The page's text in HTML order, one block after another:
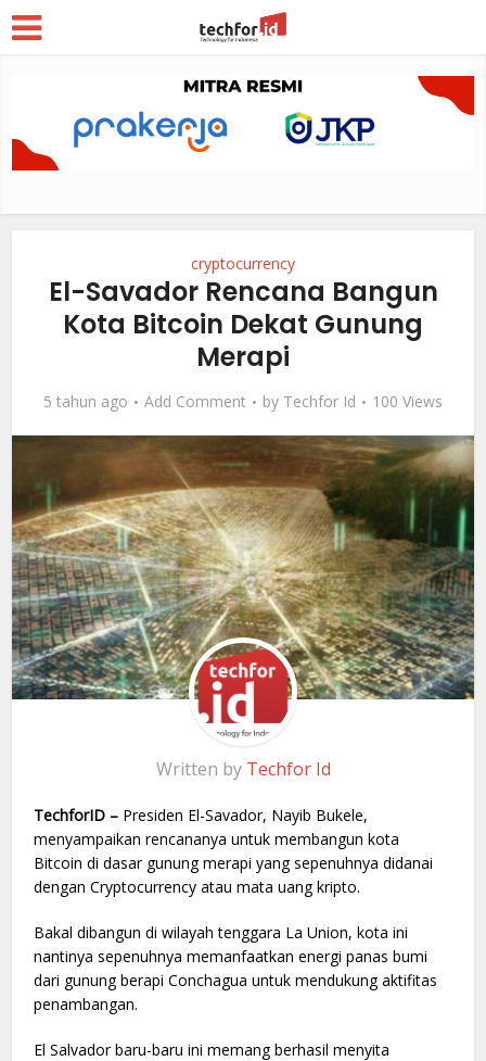
cryptocurrency
El-Savador Rencana Bangun
Kota Bitcoin Dekat Gunung
Merapi
5 tahun ago Add Comment by Techfor Id 100 Views
Written by Techfor Id
TechforID – Presiden El-Savador, Nayib Bukele,
menyampaikan rencananya untuk membangun kota
Bitcoin di dasar gunung merapi yang sepenuhnya didanai
dengan Cryptocurrency atau mata uang kripto.
Bakal dibangun di wilayah tenggara La Union, kota ini
nantinya sepenuhnya memanfaatkan energi panas bumi
dari gunung berapi Conchagua untuk mendukung aktifitas
penambangan.
El Salvador baru-baru ini memang berhasil menyita